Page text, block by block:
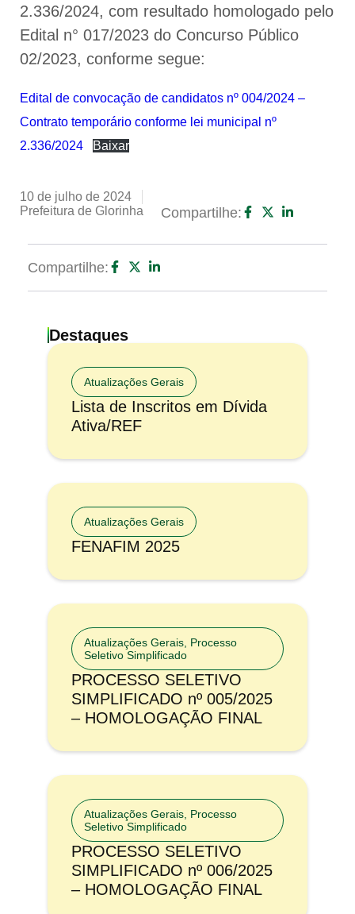
2.336/2024, com resultado homologado pelo
Edital n° 017/2023 do Concurso Público
02/2023, conforme segue:
Edital de convocação de candidatos nº 004/2024 –
Contrato temporário conforme lei municipal nº
2.336/2024
Baixar
10 de julho de 2024
Prefeitura de Glorinha
Compartilhe:
Compartilhe:
Destaques
Atualizações Gerais
Lista de Inscritos em Dívida
Ativa/REF
Atualizações Gerais
FENAFIM 2025
Atualizações Gerais Processo
Seletivo Simplificado
PROCESSO SELETIVO
SIMPLIFICADO nº 005/2025
– HOMOLOGAÇÃO FINAL
Atualizações Gerais Processo
Seletivo Simplificado
PROCESSO SELETIVO
SIMPLIFICADO nº 006/2025
– HOMOLOGAÇÃO FINAL